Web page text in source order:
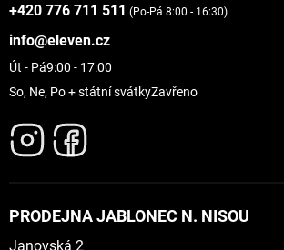
+420 776 711 511 (Po-Pá 8:00 - 16:30)
info@eleven.cz
Út - Pá9:00 - 17:00
So, Ne, Po + státní svátkyZavřeno
PRODEJNA JABLONEC N. NISOU
Janovská 2